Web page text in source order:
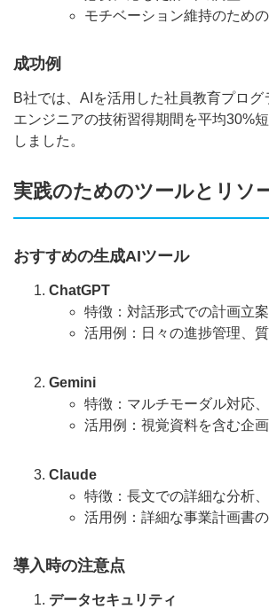
モチベーション維持のため
成功例
B社では、AIを活用した社員教育プログ
エンジニアの技術習得期間を平均30%
しました。
実践のためのツールとリソ
おすすめの生成AIツール
ChatGPT
特徴：対話形式での計画立
活用例：日々の進捗管理、
Gemini
特徴：マルチモーダル対応
活用例：視覚資料を含む企
Claude
特徴：長文での詳細な分析
活用例：詳細な事業計画書
導入時の注意点
データセキュリティ